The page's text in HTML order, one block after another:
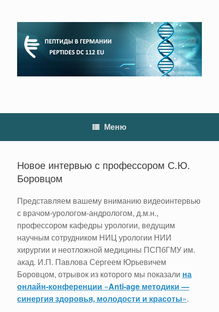
содержанию
Меню
Новое интервью с профессором С.Ю.
Боровцом
Представляем вашему вниманию видеоинтервью
с врачом-урологом-андрологом, д.м.н.,
профессором кафедры урологии, ведущим
научным сотрудником НИЦ урологии НИИ
хирургии и неотложной медицины ПСПбГМУ им.
акад. И.П. Павлова Сергеем Юрьевичем
Боровцом, отрывок из которого мы показали на
онлайн-конференции «Anti-age методики —
синергия здоровья, молодости и красоты».